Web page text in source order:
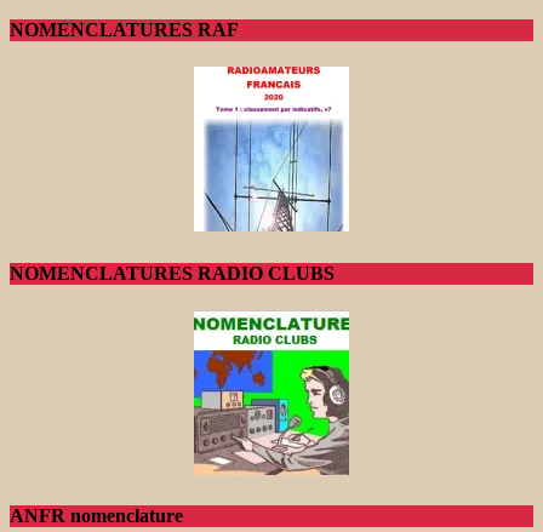
NOMENCLATURES RAF
NOMENCLATURES RADIO CLUBS
ANFR nomenclature